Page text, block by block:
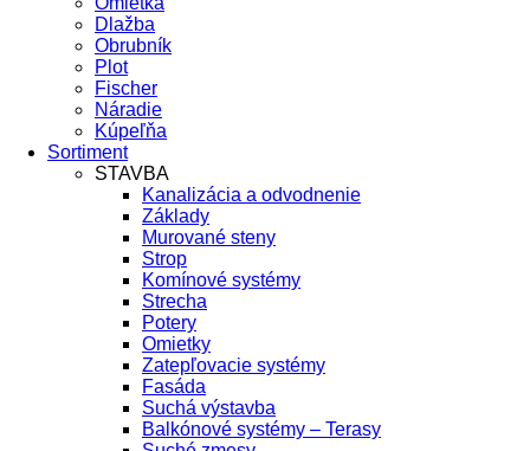
Dlažba
Obrubník
Plot
Fischer
Náradie
Kúpeľňa
Sortiment
STAVBA
Kanalizácia a odvodnenie
Základy
Murované steny
Strop
Komínové systémy
Strecha
Potery
Omietky
Zatepľovacie systémy
Fasáda
Suchá výstavba
Balkónové systémy – Terasy